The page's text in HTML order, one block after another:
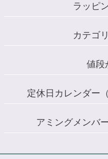
ラッピ
カテゴ
値段
定休日カレンダー
アミングメンバ